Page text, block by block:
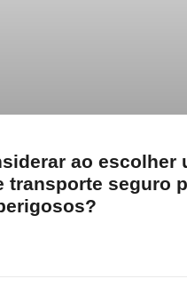
ao escolher
transporte seguro